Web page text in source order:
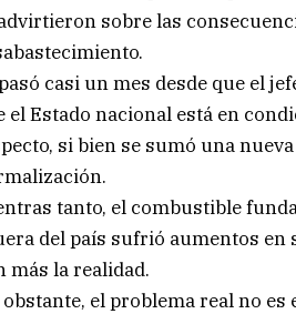
sobre las
casi un mes desde que el
el Estado nacional está en
si bien se sumó una
tanto, el combustible
del país sufrió aumentos en
más la realidad.
el problema real no